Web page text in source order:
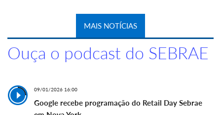
MAIS NOTÍCIAS
Ouça o podcast do SEBRAE
09/01/2026 16:00
Google recebe programação do Retail Day Sebrae